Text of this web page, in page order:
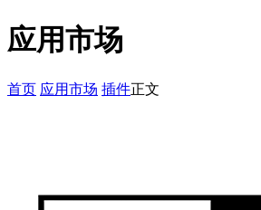
应用市场
首页 应用市场 插件正文